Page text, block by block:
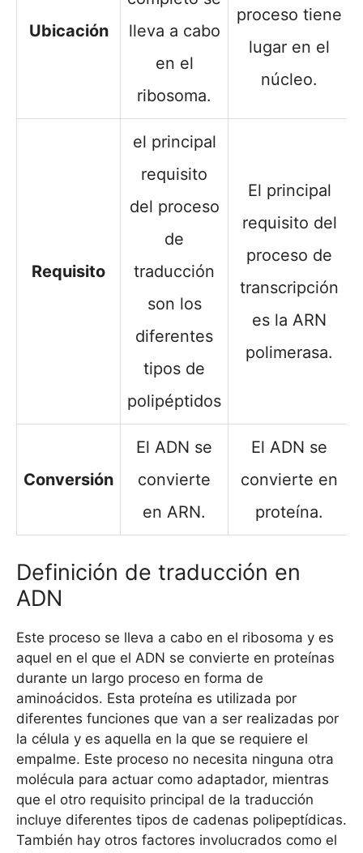
Ubicación
lleva a cabo
en el
ribosoma.
proceso tiene
lugar en el
núcleo.
Requisito
el principal
requisito
del proceso
de
traducción
son los
diferentes
tipos de
polipéptidos
El principal
requisito del
proceso de
transcripción
es la ARN
polimerasa.
Conversión
El ADN se
convierte
en ARN.
El ADN se
convierte en
proteína.
Definición de traducción en
ADN
Este proceso se lleva a cabo en el ribosoma y es
aquel en el que el ADN se convierte en proteínas
durante un largo proceso en forma de
aminoácidos. Esta proteína es utilizada por
diferentes funciones que van a ser realizadas por
la célula y es aquella en la que se requiere el
empalme. Este proceso no necesita ninguna otra
molécula para actuar como adaptador, mientras
que el otro requisito principal de la traducción
incluye diferentes tipos de cadenas polipeptídicas.
También hay otros factores involucrados como el